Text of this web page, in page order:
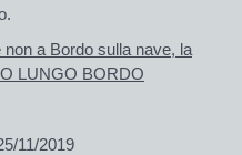
a Bordo sulla nave, la
LUNGO BORDO
11/2019